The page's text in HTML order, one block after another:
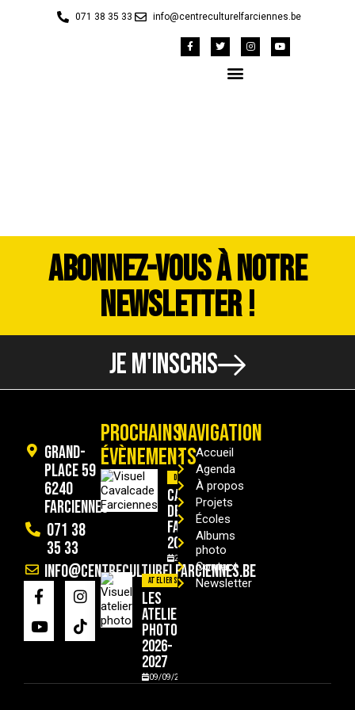
071 38 35 33 info@centreculturelfarciennes.be
ABONNEZ-VOUS À NOTRE
NEWSLETTER !
JE M'INSCRIS
Grand-
Place 59
6240
Farciennes
071 38
35 33
info@centreculturelfarciennes.be
PROCHAINS
ÉVÈNEMENTS
Divers
Cavalcade
de
Farciennes
2026
29/08/2026
Ateliers
Les
ateliers
photo
2026-
2027
09/09/2026
NAVIGATION
Accueil
Agenda
À propos
Projets
Écoles
Albums
photo
Contact
Newsletter